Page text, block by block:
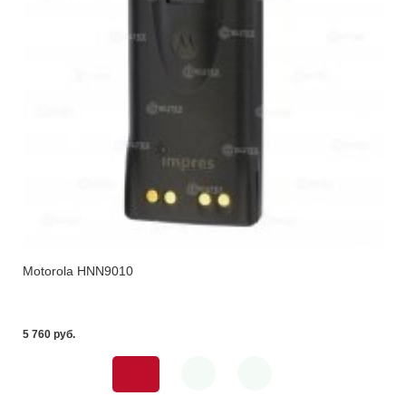
Motorola HNN9010
5 760 pуб.